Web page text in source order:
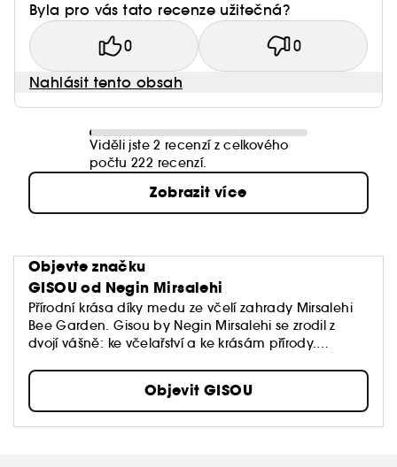
Byla pro vás tato recenze užitečná?
0 0
Nahlásit tento obsah
Viděli jste 2 recenzí z celkového
počtu 222 recenzí.
Zobrazit více
Objevte značku
GISOU od Negin Mirsalehi
Přírodní krása díky medu ze včelí zahrady Mirsalehi
Bee Garden. Gisou by Negin Mirsalehi se zrodil z
dvojí vášně: ke včelařství a ke krásám přírody.
včelařů, vytváří jedinečné produkty péče o vlasy,
včetně šamponů, masek na vlasy a vlasových olejů,
které jsou složeny z cenných surovin vypěstovaných
a sklizených ekologicky odpovědným způsobem ve
Objevit GISOU